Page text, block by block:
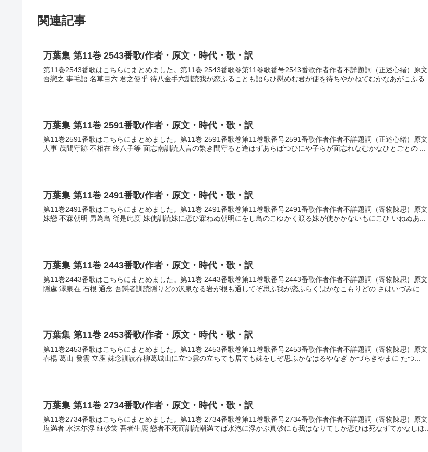
関連記事
万葉集 第11巻 2543番歌/作者・原文・時代・歌・訳
第11巻2543番歌はこちらにまとめました。第11巻 2543番歌巻第11巻歌番号2543番歌作者作者不詳題詞（正述心緒）原文
吾戀之 事毛語 名草目六 君之使乎 待八金手六訓読我が恋ふることも語らひ慰めむ君が使を待ちやかねてむかなあがこふる...
万葉集 第11巻 2591番歌/作者・原文・時代・歌・訳
第11巻2591番歌はこちらにまとめました。第11巻 2591番歌巻第11巻歌番号2591番歌作者作者不詳題詞（正述心緒）原文
人事 茂間守跡 不相在 終八子等 面忘南訓読人言の繁き間守ると逢はずあらばつひにや子らが面忘れなむかなひとごとの ...
万葉集 第11巻 2491番歌/作者・原文・時代・歌・訳
第11巻2491番歌はこちらにまとめました。第11巻 2491番歌巻第11巻歌番号2491番歌作者作者不詳題詞（寄物陳思）原文
妹戀 不寐朝明 男為鳥 従是此度 妹使訓読妹に恋ひ寐ねぬ朝明にをし鳥のこゆかく渡る妹が使かかないもにこひ いねぬあ...
万葉集 第11巻 2443番歌/作者・原文・時代・歌・訳
第11巻2443番歌はこちらにまとめました。第11巻 2443番歌巻第11巻歌番号2443番歌作者作者不詳題詞（寄物陳思）原文
隠處 澤泉在 石根 通念 吾戀者訓読隠りどの沢泉なる岩が根も通してぞ思ふ我が恋ふらくはかなこもりどの さはいづみに...
万葉集 第11巻 2453番歌/作者・原文・時代・歌・訳
第11巻2453番歌はこちらにまとめました。第11巻 2453番歌巻第11巻歌番号2453番歌作者作者不詳題詞（寄物陳思）原文
春楊 葛山 發雲 立座 妹念訓読春柳葛城山に立つ雲の立ちても居ても妹をしぞ思ふかなはるやなぎ かづらきやまに たつ...
万葉集 第11巻 2734番歌/作者・原文・時代・歌・訳
第11巻2734番歌はこちらにまとめました。第11巻 2734番歌巻第11巻歌番号2734番歌作者作者不詳題詞（寄物陳思）原文
塩満者 水沫尓浮 細砂裳 吾者生鹿 戀者不死而訓読潮満てば水泡に浮かぶ真砂にも我はなりてしか恋ひは死なずてかなしほ...